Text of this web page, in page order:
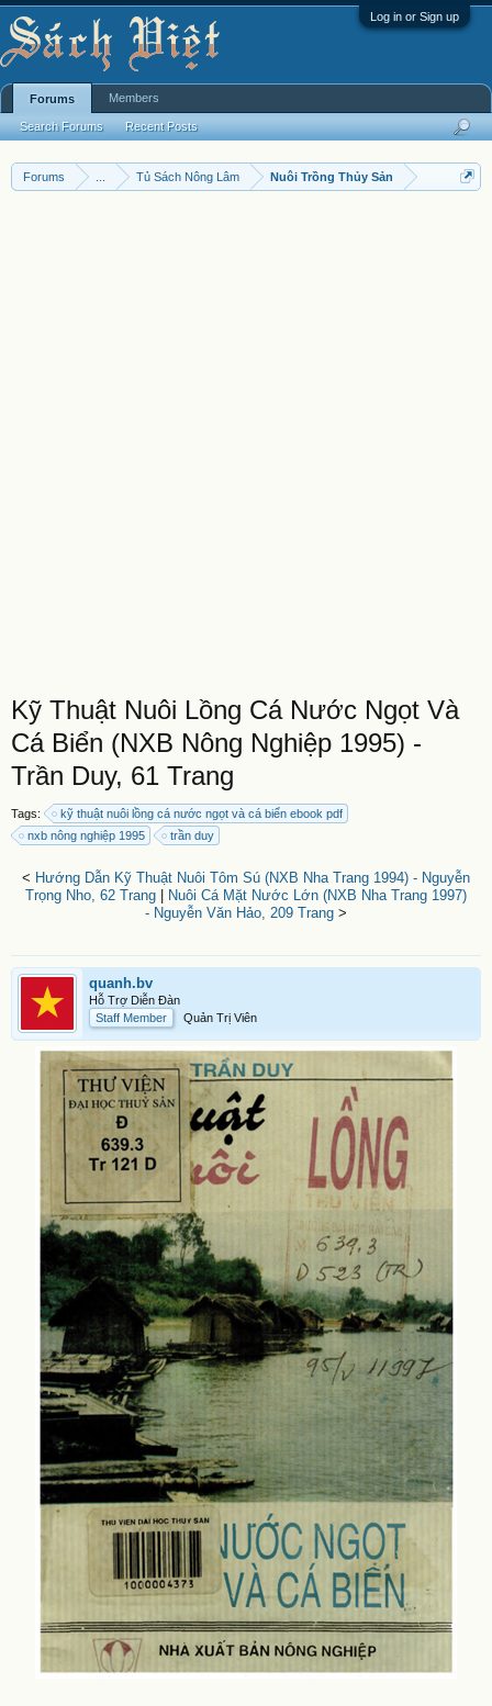
Log in or Sign up
Forums Tủ Sách Nông Lâm Nuôi Trồng Thủy Sản
Kỹ Thuật Nuôi Lồng Cá Nước Ngọt Và
Cá Biển (NXB Nông Nghiệp 1995) -
Trần Duy, 61 Trang
Tags:
kỹ thuật nuôi lồng cá nước ngọt và cá biển ebook pdf
nxb nông nghiệp 1995
trần duy
< Hướng Dẫn Kỹ Thuật Nuôi Tôm Sú (NXB Nha Trang 1994) - Nguyễn
Trọng Nho, 62 Trang
Nuôi Cá Mặt Nước Lớn (NXB Nha Trang 1997)
- Nguyễn Văn Hảo, 209 Trang >
quanh.bv
Hỗ Trợ Diễn Đàn
Staff Member
Quản Trị Viên
Forums
Search Forums Recent Posts
Members